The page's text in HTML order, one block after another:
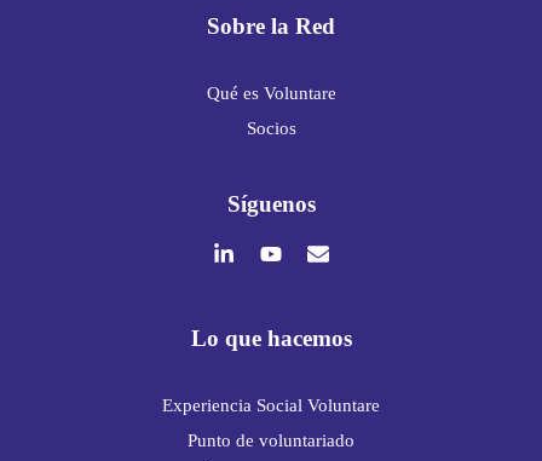
Sobre la Red
Qué es Voluntare
Socios
Síguenos
Lo que hacemos
Experiencia Social Voluntare
Punto de voluntariado